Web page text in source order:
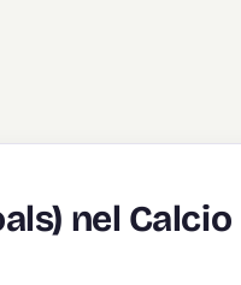
nel Calcio